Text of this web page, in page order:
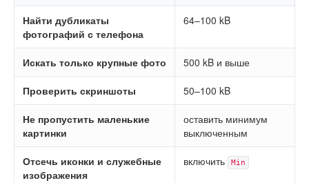
Найти дубликаты
фотографий с телефона
64–100 kB
Искать только крупные фото 500 kB и выше
Проверить скриншоты 50–100 kB
Не пропустить маленькие
картинки
оставить минимум
выключенным
Отсечь иконки и служебные
изображения
включить Min